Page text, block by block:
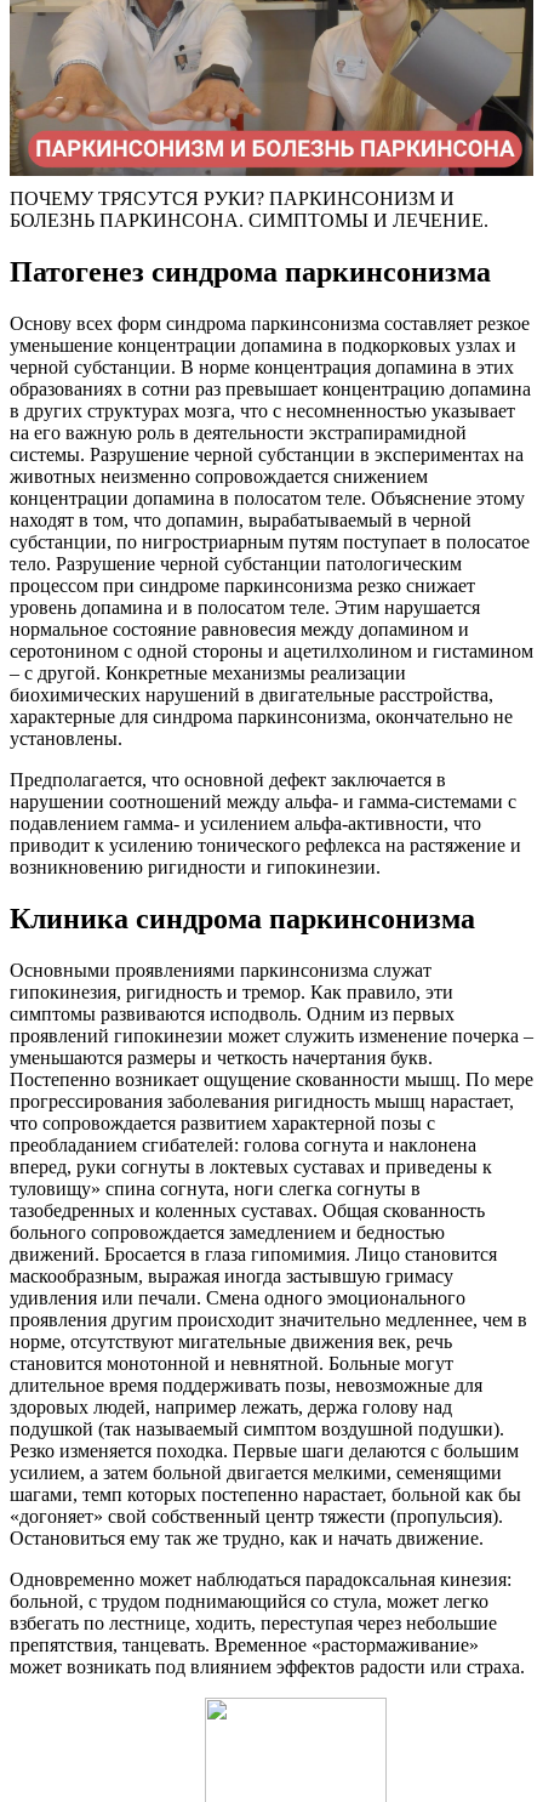
ПОЧЕМУ ТРЯСУТСЯ РУКИ? ПАРКИНСОНИЗМ И
БОЛЕЗНЬ ПАРКИНСОНА. СИМПТОМЫ И ЛЕЧЕНИЕ.
Патогенез синдрома паркинсонизма
Основу всех форм синдрома паркинсонизма составляет резкое
уменьшение концентрации допамина в подкорковых узлах и
черной субстанции. В норме концентрация допамина в этих
образованиях в сотни раз превышает концентрацию допамина
в других структурах мозга, что с несомненностью указывает
на его важную роль в деятельности экстрапирамидной
системы. Разрушение черной субстанции в экспериментах на
животных неизменно сопровождается снижением
концентрации допамина в полосатом теле. Объяснение этому
находят в том, что допамин, вырабатываемый в черной
субстанции, по нигростриарным путям поступает в полосатое
тело. Разрушение черной субстанции патологическим
процессом при синдроме паркинсонизма резко снижает
уровень допамина и в полосатом теле. Этим нарушается
нормальное состояние равновесия между допамином и
серотонином с одной стороны и ацетилхолином и гистамином
– с другой. Конкретные механизмы реализации
биохимических нарушений в двигательные расстройства,
характерные для синдрома паркинсонизма, окончательно не
установлены.
Предполагается, что основной дефект заключается в
нарушении соотношений между альфа- и гамма-системами с
подавлением гамма- и усилением альфа-активности, что
приводит к усилению тонического рефлекса на растяжение и
возникновению ригидности и гипокинезии.
Клиника синдрома паркинсонизма
Основными проявлениями паркинсонизма служат
гипокинезия, ригидность и тремор. Как правило, эти
симптомы развиваются исподволь. Одним из первых
проявлений гипокинезии может служить изменение почерка –
уменьшаются размеры и четкость начертания букв.
Постепенно возникает ощущение скованности мышц. По мере
прогрессирования заболевания ригидность мышц нарастает,
что сопровождается развитием характерной позы с
преобладанием сгибателей: голова согнута и наклонена
вперед, руки согнуты в локтевых суставах и приведены к
туловищу» спина согнута, ноги слегка согнуты в
тазобедренных и коленных суставах. Общая скованность
больного сопровождается замедлением и бедностью
движений. Бросается в глаза гипомимия. Лицо становится
маскообразным, выражая иногда застывшую гримасу
удивления или печали. Смена одного эмоционального
проявления другим происходит значительно медленнее, чем в
норме, отсутствуют мигательные движения век, речь
становится монотонной и невнятной. Больные могут
длительное время поддерживать позы, невозможные для
здоровых людей, например лежать, держа голову над
подушкой (так называемый симптом воздушной подушки).
Резко изменяется походка. Первые шаги делаются с большим
усилием, а затем больной двигается мелкими, семенящими
шагами, темп которых постепенно нарастает, больной как бы
«догоняет» свой собственный центр тяжести (пропульсия).
Остановиться ему так же трудно, как и начать движение.
Одновременно может наблюдаться парадоксальная кинезия:
больной, с трудом поднимающийся со стула, может легко
взбегать по лестнице, ходить, переступая через небольшие
препятствия, танцевать. Временное «растормаживание»
может возникать под влиянием эффектов радости или страха.